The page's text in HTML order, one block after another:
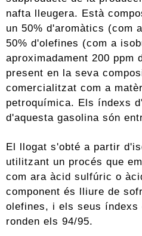
nafta lleugera. Està
un 50% d'aromàtics (com
50% d'olefines (com a
aproximadament 200 ppm
present en la seva
comercialitzat com a
petroquímica. Els índexs
d'aquesta gasolina són
El llogat s'obté a partir
utilitzant un procés que
com ara àcid sulfúric o
component és lliure de
olefines, i els seus índexs
ronden els 94/95.